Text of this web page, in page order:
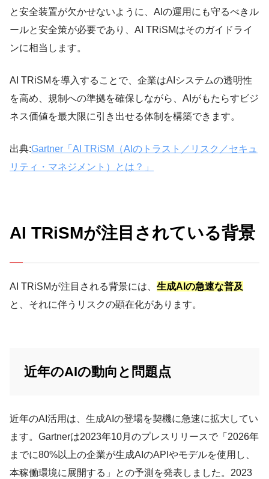
と安全装置が欠かせないように、AIの運用にも守るべきル
ールと安全策が必要であり、AI TRiSMはそのガイドライ
ンに相当します。
AI TRiSMを導入することで、企業はAIシステムの透明性
を高め、規制への準拠を確保しながら、AIがもたらすビジ
ネス価値を最大限に引き出せる体制を構築できます。
出典:Gartner「AI TRiSM（AIのトラスト／リスク／セキュ
リティ・マネジメント）とは？」
AI TRiSMが注目されている背景
AI TRiSMが注目される背景には、 生成AIの急速な普及
と、それに伴うリスクの顕在化があります。
近年のAIの動向と問題点
近年のAI活用は、生成AIの登場を契機に急速に拡大してい
ます。Gartnerは2023年10月のプレスリリースで「2026年
までに80%以上の企業が生成AIのAPIやモデルを使用し、
本稼働環境に展開する」との予測を発表しました。2023